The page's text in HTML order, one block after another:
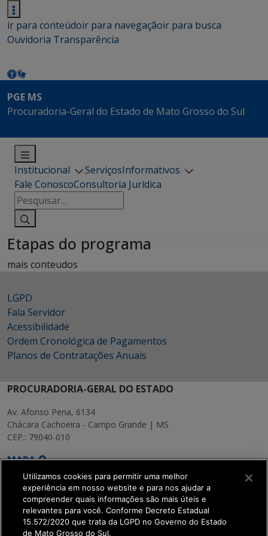
ir para conteúdoir para navegaçãoir para busca
Ouvidoria Transparência
PGE MS
Procuradoria-Geral do Estado de Mato Grosso do Sul
Institucional ServiçosInformativos
Fale ConoscoConsultoria Jurídica
Pesquisar
por:
Etapas do programa
mais conteudos
LGPD
Fala Servidor
Acessibilidade
Ordem Cronológica de Pagamentos
Planos de Contratações Anuais
PROCURADORIA-GERAL DO ESTADO
Av. Afonso Pena, 6134
Chácara Cachoeira - Campo Grande | MS
CEP.: 79040-010
MAPA
SETDIG | Secretaria-
Utilizamos cookies para permitir uma melhor
experiência em nosso website e para nos ajudar a
compreender quais informações são mais úteis e
relevantes para você. Conforme Decreto Estadual
15.572/2020 que trata da LGPD no Governo do Estado
de Mato Grosso do Sul.